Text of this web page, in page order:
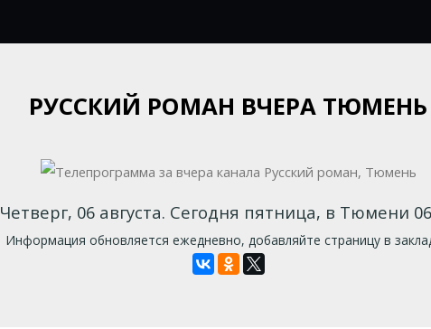
РУССКИЙ РОМАН ВЧЕРА ТЮМЕНЬ
Четверг, 06 августа. Сегодня пятница, в Тюмени
Информация обновляется ежедневно, добавляйте страницу в